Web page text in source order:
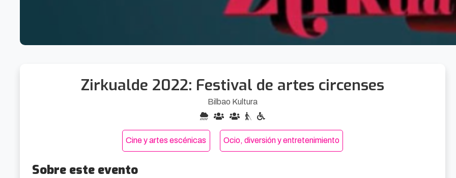
Zirkualde 2022: Festival de artes circenses
Bilbao Kultura
Cine y artes escénicas Ocio, diversión y entretenimiento
Sobre este evento